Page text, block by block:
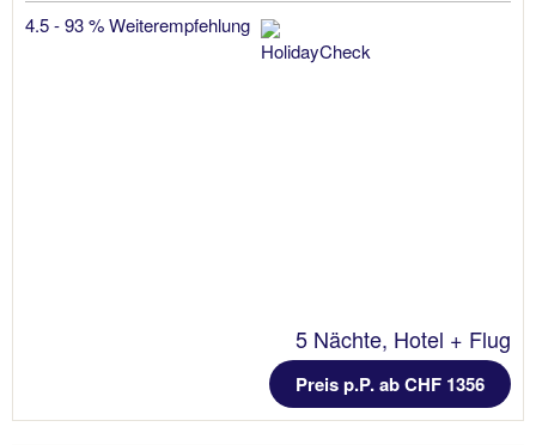
4.5 - 93 % Weiterempfehlung
5 Nächte, Hotel + Flug
Preis p.P. ab CHF 1356